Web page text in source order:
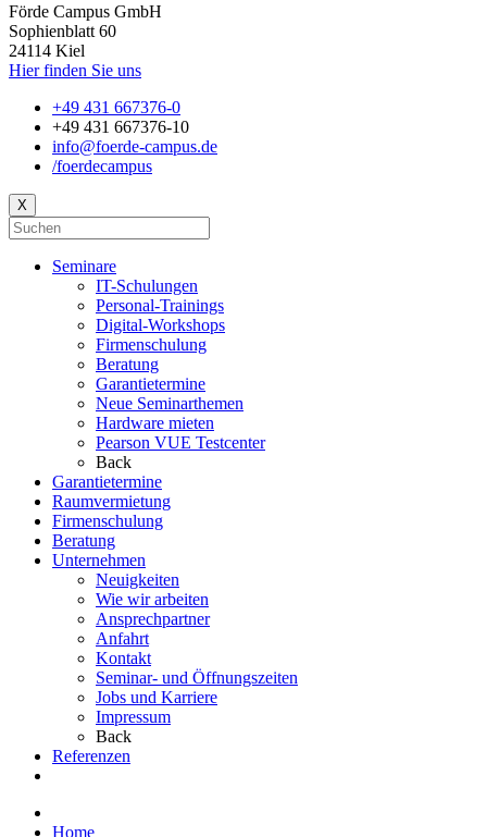
Förde Campus GmbH
Sophienblatt 60
24114 Kiel
Hier finden Sie uns
+49 431 667376-0
+49 431 667376-10
info@foerde-campus.de
/foerdecampus
X
Seminare
IT-Schulungen
Personal-Trainings
Digital-Workshops
Firmenschulung
Beratung
Garantietermine
Neue Seminarthemen
Hardware mieten
Pearson VUE Testcenter
Back
Garantietermine
Raumvermietung
Firmenschulung
Beratung
Unternehmen
Neuigkeiten
Wie wir arbeiten
Ansprechpartner
Anfahrt
Kontakt
Seminar- und Öffnungszeiten
Jobs und Karriere
Impressum
Back
Referenzen
Home